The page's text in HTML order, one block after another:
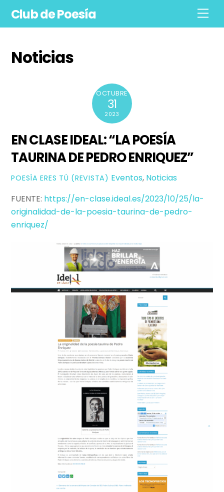
Club de Poesía
Noticias
OCTUBRE
31
2023
EN CLASE IDEAL: “LA POESÍA
TAURINA DE PEDRO ENRIQUEZ”
POESÍ­A ERES TÚ (REVISTA) Eventos, Noticias
FUENTE: https://en-clase.ideal.es/2023/10/25/la-
originalidad-de-la-poesia-taurina-de-pedro-
enriquez/